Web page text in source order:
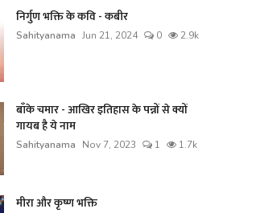
निर्गुण भक्ति के कवि - कबीर
Sahityanama Jun 21, 2024 0 2.9k
बाँके चमार - आखिर इतिहास के पन्नों से क्यों
गायब है ये नाम
Sahityanama Nov 7, 2023 1 1.7k
मीरा और कृष्ण भक्ति